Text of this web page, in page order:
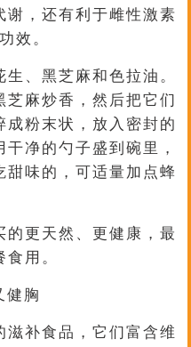
谢，还有利于雌性激素
效。
、黑芝麻和色拉油。
芝麻炒香，然后把它们
成粉末状，放入密封的
净的勺子盛到碗里，
甜味的，可适量加点蜂
的更天然、更健康，最
用。
健胸
滋补食品，它们富含维